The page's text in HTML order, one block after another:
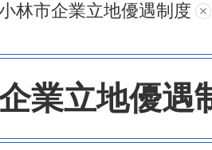
林市企業立地優遇制度
業立地優遇